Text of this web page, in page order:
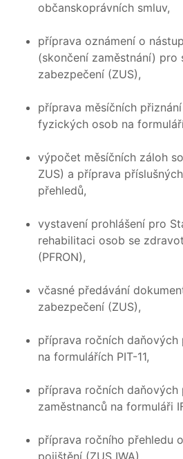
občanskoprávních smluv,
příprava oznámení o
(skončení zaměstnání) pro
zabezpečení (ZUS),
příprava měsíčních
fyzických osob na
výpočet měsíčních záloh
ZUS) a příprava
přehledů,
vystavení prohlášení pro
rehabilitaci osob se
(PFRON),
včasné předávání
zabezpečení (ZUS),
příprava ročních daňových
na formulářích PIT-11,
příprava ročních daňových
zaměstnanců na formuláři
příprava ročního přehledu
pojištění (ZUS IWA),